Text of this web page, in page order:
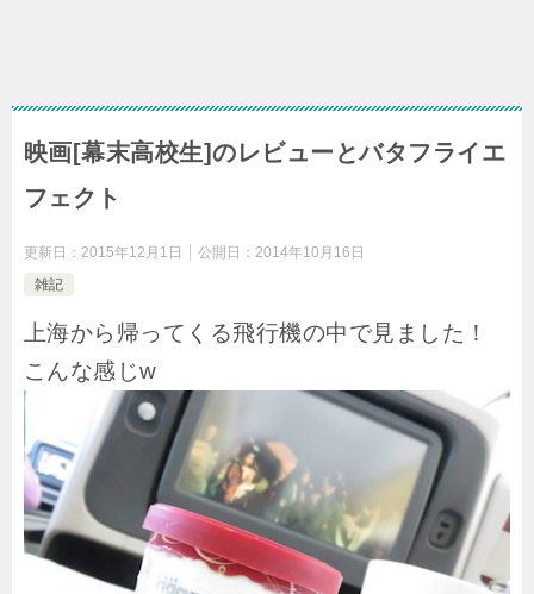
映画[幕末高校生]のレビューとバタフライエ
フェクト
更新日： 2015年12月1日 公開日： 2014年10月16日
雑記
上海から帰ってくる飛行機の中で見ました！
こんな感じw